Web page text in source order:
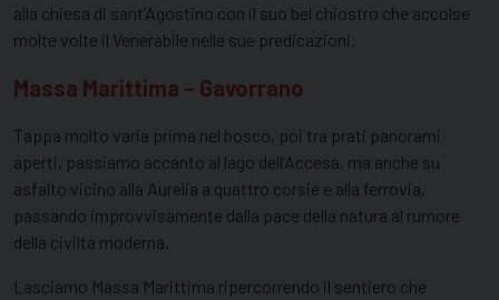
alla chiesa di sant’Agostino con il suo bel chiostro che accolse
molte volte il Venerabile nelle sue predicazioni.
Massa Marittima – Gavorrano
Tappa molto varia prima nel bosco, poi tra prati panorami
aperti, passiamo accanto al lago dell’Accesa, ma anche su
asfalto vicino alla Aurelia a quattro corsie e alla ferrovia,
passando improvvisamente dalla pace della natura al rumore
della civiltà moderna.
Lasciamo Massa Marittima ripercorrendo il sentiero che